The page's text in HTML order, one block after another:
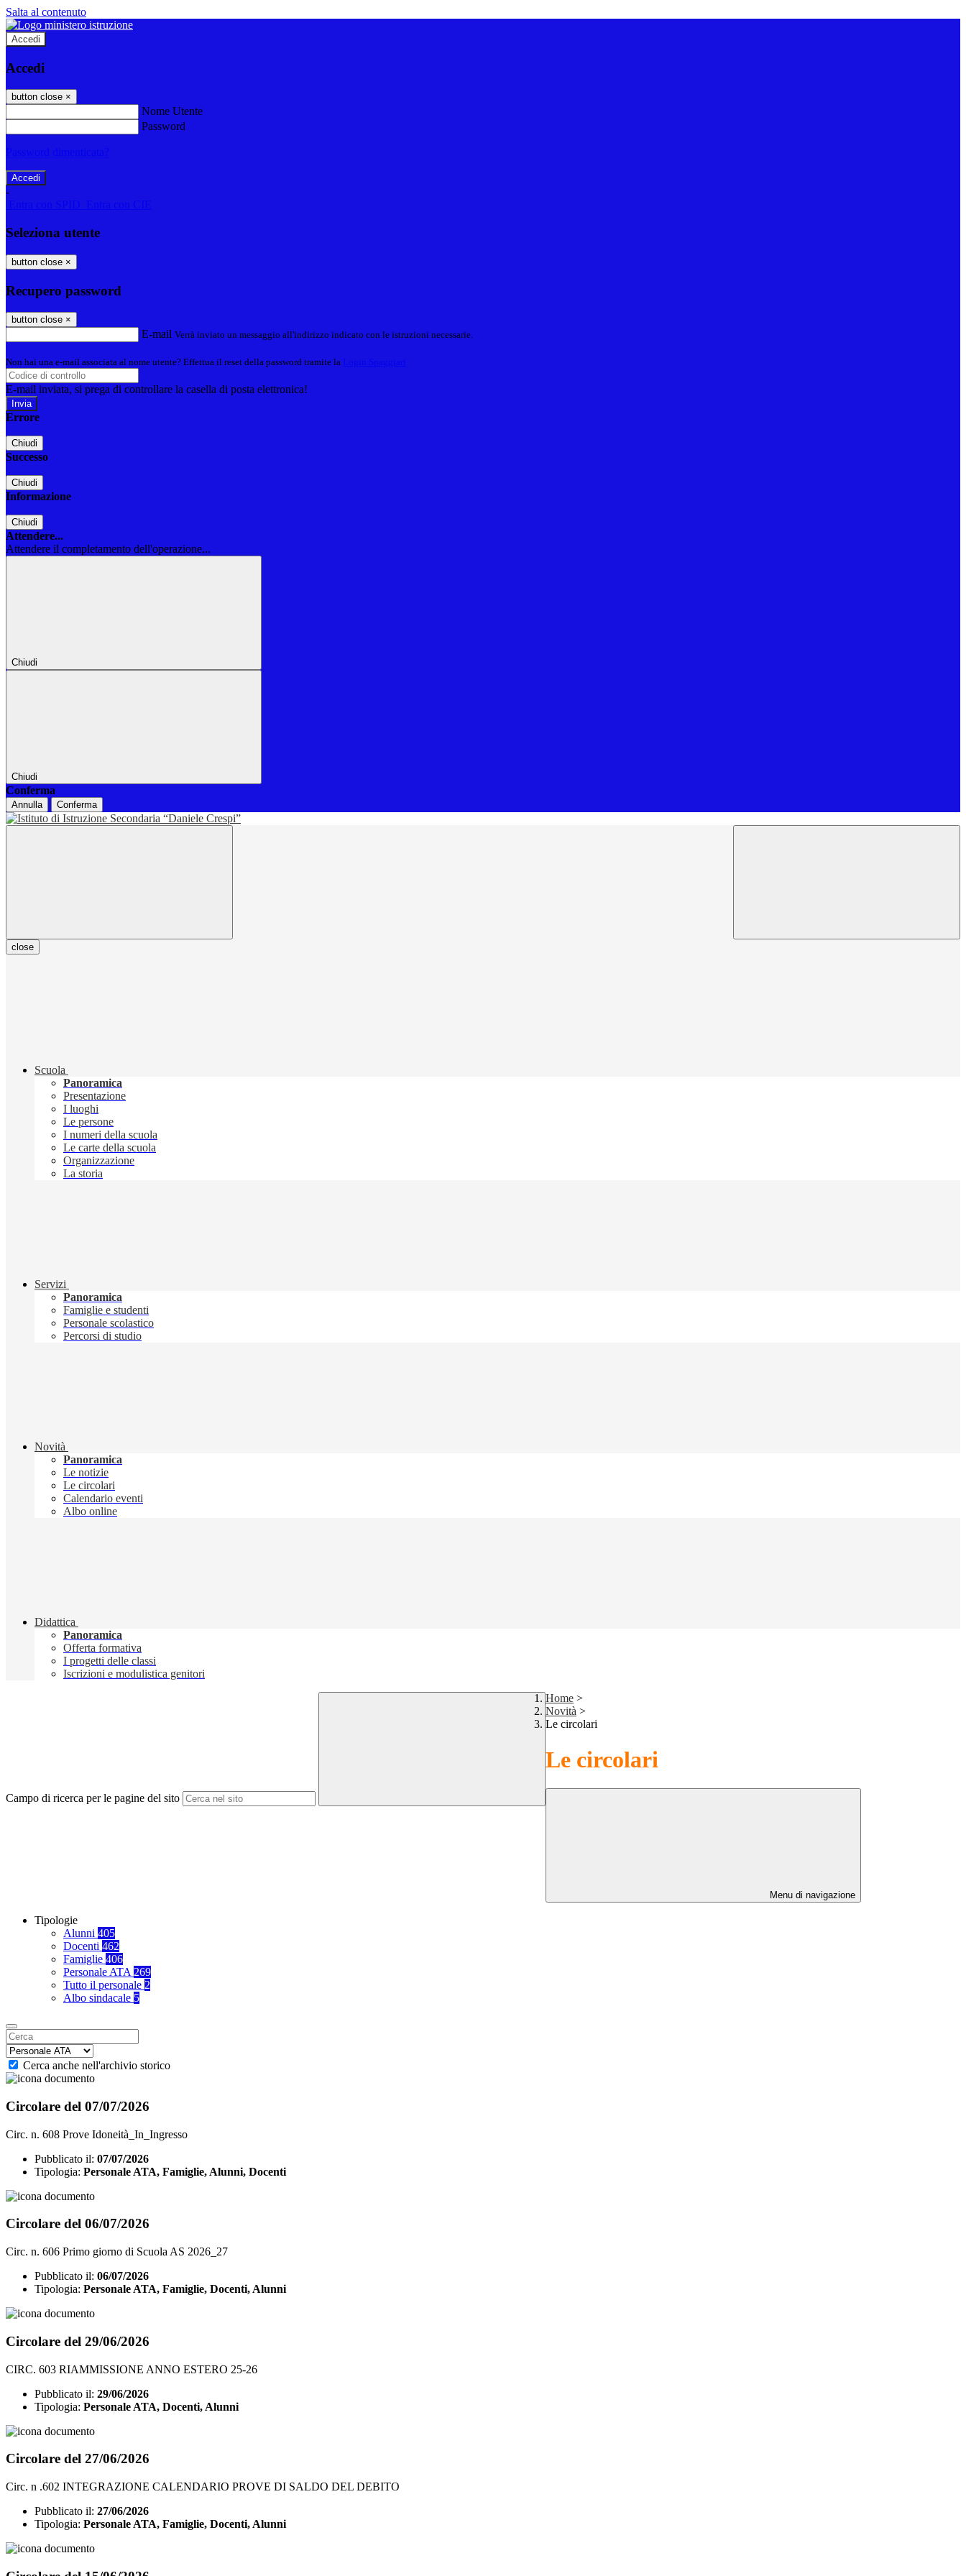
Salta al contenuto
Accedi
Accedi
button close ×
Nome Utente
Password
-
Seleziona utente
button close ×
Recupero password
button close ×
E-mail Verrà inviato un messaggio all'indirizzo indicato con le istruzioni necessarie.
Non hai una e-mail associata al nome utente? Effettua il reset della password tramite la
E-mail inviata, si prega di controllare la casella di posta elettronica!
Errore
Chiudi
Successo
Chiudi
Informazione
Chiudi
Attendere...
Attendere il completamento dell'operazione...
Chiudi
Chiudi
Conferma
Annulla Conferma
close
Scuola
Panoramica
Presentazione
I luoghi
Le persone
I numeri della scuola
Le carte della scuola
Organizzazione
La storia
Servizi
Panoramica
Famiglie e studenti
Personale scolastico
Percorsi di studio
Novità
Panoramica
Le notizie
Le circolari
Calendario eventi
Albo online
Didattica
Panoramica
Offerta formativa
I progetti delle classi
Iscrizioni e modulistica genitori
Campo di ricerca per le pagine del sito
Home >
Novità >
Le circolari
Le circolari
Menu di navigazione
Tipologie
Alunni 405
Docenti 462
Famiglie 406
Personale ATA 269
Tutto il personale 2
Albo sindacale 5
Cerca anche nell'archivio storico
Circolare del 07/07/2026
Circ. n. 608 Prove Idoneità_In_Ingresso
Pubblicato il: 07/07/2026
Tipologia: Personale ATA, Famiglie, Alunni, Docenti
Circolare del 06/07/2026
Circ. n. 606 Primo giorno di Scuola AS 2026_27
Pubblicato il: 06/07/2026
Tipologia: Personale ATA, Famiglie, Docenti, Alunni
Circolare del 29/06/2026
CIRC. 603 RIAMMISSIONE ANNO ESTERO 25-26
Pubblicato il: 29/06/2026
Tipologia: Personale ATA, Docenti, Alunni
Circolare del 27/06/2026
Circ. n .602 INTEGRAZIONE CALENDARIO PROVE DI SALDO DEL DEBITO
Pubblicato il: 27/06/2026
Tipologia: Personale ATA, Famiglie, Docenti, Alunni